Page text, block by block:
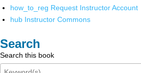
how_to_reg Request Instructor Account
hub Instructor Commons
Search
Search this book